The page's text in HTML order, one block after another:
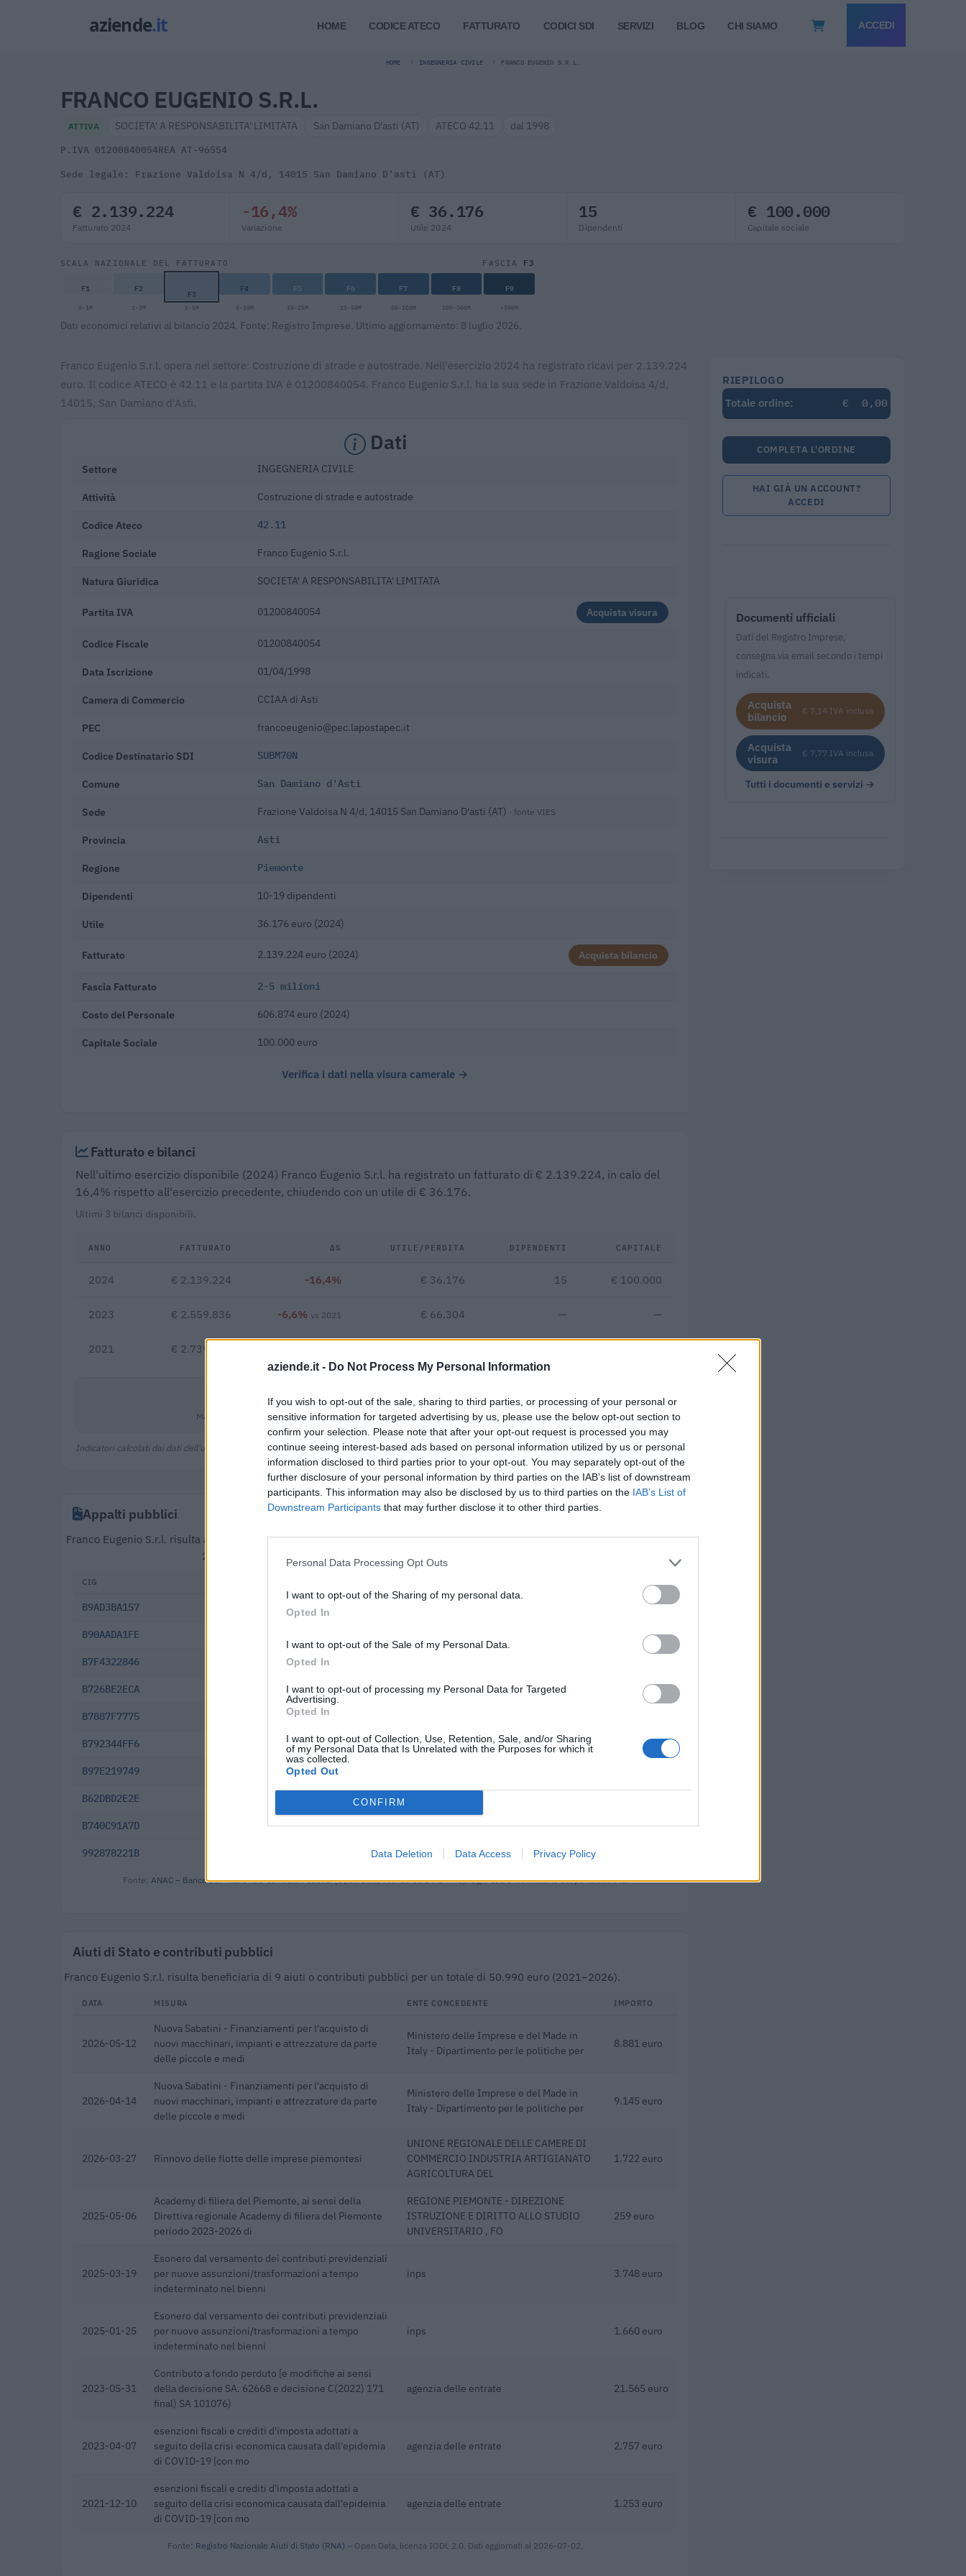
aziende.it - Do Not Process My Personal Information
If you wish to opt-out of the sale, sharing to third parties, or processing of your personal or
sensitive information for targeted advertising by us, please use the below opt-out section to
confirm your selection. Please note that after your opt-out request is processed you may
continue seeing interest-based ads based on personal information utilized by us or personal
information disclosed to third parties prior to your opt-out. You may separately opt-out of the
further disclosure of your personal information by third parties on the IAB’s list of downstream
participants. This information may also be disclosed by us to third parties on the IAB’s List of
Downstream Participants that may further disclose it to other third parties.
Personal Data Processing Opt Outs
I want to opt-out of the Sharing of my personal data.
Opted In
I want to opt-out of the Sale of my Personal Data.
Opted In
I want to opt-out of processing my Personal Data for Targeted
Advertising.
Opted In
I want to opt-out of Collection, Use, Retention, Sale, and/or Sharing
of my Personal Data that Is Unrelated with the Purposes for which it
was collected.
Opted Out
CONFIRM
Data Deletion Data Access Privacy Policy
HOME CODICE ATECO FATTURATO CODICI SDI SERVIZI BLOG CHI SIAMO ACCEDI
HOME INGEGNERIA CIVILE FRANCO EUGENIO S.R.L.
FRANCO EUGENIO S.R.L.
ATTIVA SOCIETA' A RESPONSABILITA' LIMITATA San Damiano D'asti (AT) ATECO 42.11 dal 1998
P.IVA 01200840054REA AT-96554
Sede legale: Frazione Valdoisa N 4/d, 14015 San Damiano D'asti (AT)
€ 2.139.224
Fatturato 2024
-16,4%
Variazione
€ 36.176
Utile 2024
15
Dipendenti
€ 100.000
Capitale sociale
SCALA NAZIONALE DEL FATTURATO FASCIA F3
F1 F2 F3 F4 F5 F6 F7 F8 F9
0-1M 1-2M 2-5M 5-10M 10-25M 25-50M 50-100M 100-500M >500M
Dati economici relativi al bilancio 2024. Fonte: Registro Imprese. Ultimo aggiornamento: 8 luglio 2026.
Franco Eugenio S.r.l. opera nel settore: Costruzione di strade e autostrade. Nell'esercizio 2024 ha registrato ricavi per 2.139.224
euro. Il codice ATECO è 42.11 e la partita IVA è 01200840054. Franco Eugenio S.r.l. ha la sua sede in Frazione Valdoisa 4/d,
14015, San Damiano d'Asti.
Dati
Settore INGEGNERIA CIVILE
Attività Costruzione di strade e autostrade
Codice Ateco 42.11
Ragione Sociale Franco Eugenio S.r.l.
Natura Giuridica SOCIETA' A RESPONSABILITA' LIMITATA
Partita IVA 01200840054 Acquista visura
Codice Fiscale 01200840054
Data Iscrizione 01/04/1998
Camera di Commercio CCIAA di Asti
PEC francoeugenio@pec.lapostapec.it
Codice Destinatario SDI SUBM70N
Comune San Damiano d'Asti
Sede Frazione Valdoisa N 4/d, 14015 San Damiano D'asti (AT) · fonte VIES
Provincia Asti
Regione Piemonte
Dipendenti 10-19 dipendenti
Utile 36.176 euro (2024)
Fatturato 2.139.224 euro (2024) Acquista bilancio
Fascia Fatturato 2-5 milioni
Costo del Personale 606.874 euro (2024)
Capitale Sociale 100.000 euro
Verifica i dati nella visura camerale →
Fatturato e bilanci
Nell'ultimo esercizio disponibile (2024) Franco Eugenio S.r.l. ha registrato un fatturato di € 2.139.224, in calo del
16,4% rispetto all'esercizio precedente, chiudendo con un utile di € 36.176.
Ultimi 3 bilanci disponibili.
ANNO FATTURATO Δ% UTILE/PERDITA DIPENDENTI CAPITALE
2024 € 2.139.224 -16,4% € 36.176 15 € 100.000
2023 € 2.559.836 -6,6% vs 2021 € 66.304 — —
2021 € 2.739.898
Margine netto
€ 142.615
Fatturato per dipendente
Indicatori calcolati dai dati dell'ultimo bilancio disponibile.
Appalti pubblici
Franco Eugenio S.r.l. risulta aggiudicataria di 125 appalti pubblici per un importo complessivo di 15.172.457 euro (dati 2009–
2025). Partecipa inoltre a 1 procedure in raggruppamento o consorzio.
CIG
B9AD3BA157 2025-12-17
B90AADA1FE
B7F4322846 2025-08-07
B726BE2ECA 2025-07-05 90.542 euro
B7887F7775 2025-07-03
B792344FF6 2025-06-25 20.000 euro
B97E219749 2025-06-25
B62DBD2E2E
B740C91A7D 2025-06-10 139.050 euro
992878221B 462.850 euro
Fonte: ANAC – Banca Dati Nazionale Contratti Pubblici(Open Data, licenza CC BY-SA 4.0). Ogni CIG e' verificabile sul portale ANAC.
Aiuti di Stato e contributi pubblici
Franco Eugenio S.r.l. risulta beneficiaria di 9 aiuti o contributi pubblici per un totale di 50.990 euro (2021–2026).
DATA MISURA ENTE CONCEDENTE IMPORTO
2026-05-12
Nuova Sabatini - Finanziamenti per l'acquisto di
nuovi macchinari, impianti e attrezzature da parte
delle piccole e medi
Ministero delle Imprese e del Made in
Italy - Dipartimento per le politiche per
8.881 euro
2026-04-14
Nuova Sabatini - Finanziamenti per l'acquisto di
nuovi macchinari, impianti e attrezzature da parte
delle piccole e medi
Ministero delle Imprese e del Made in
Italy - Dipartimento per le politiche per
9.145 euro
2026-03-27 Rinnovo delle flotte delle imprese piemontesi
UNIONE REGIONALE DELLE CAMERE DI
COMMERCIO INDUSTRIA ARTIGIANATO
AGRICOLTURA DEL
1.722 euro
2025-05-06
Academy di filiera del Piemonte, ai sensi della
Direttiva regionale Academy di filiera del Piemonte
periodo 2023-2026 di
REGIONE PIEMONTE - DIREZIONE
ISTRUZIONE E DIRITTO ALLO STUDIO
UNIVERSITARIO , FO
259 euro
2025-03-19
Esonero dal versamento dei contributi previdenziali
per nuove assunzioni/trasformazioni a tempo
indeterminato nel bienni
inps 3.748 euro
2025-01-25
Esonero dal versamento dei contributi previdenziali
per nuove assunzioni/trasformazioni a tempo
indeterminato nel bienni
inps 1.660 euro
2023-05-31
Contributo a fondo perduto [e modifiche ai sensi
della decisione SA. 62668 e decisione C(2022) 171
final) SA 101076)
agenzia delle entrate 21.565 euro
2023-04-07
esenzioni fiscali e crediti d'imposta adottati a
seguito della crisi economica causata dall'epidemia
di COVID-19 [con mo
agenzia delle entrate 2.757 euro
2021-12-10
esenzioni fiscali e crediti d'imposta adottati a
seguito della crisi economica causata dall'epidemia
di COVID-19 [con mo
agenzia delle entrate 1.253 euro
Fonte: Registro Nazionale Aiuti di Stato (RNA) – Open Data, licenza IODL 2.0. Dati aggiornati al 2026-07-02.
RIEPILOGO
Totale ordine:
€ 0,00
COMPLETA L'ORDINE
HAI GIÀ UN ACCOUNT?
ACCEDI
Documenti ufficiali
Dati del Registro Imprese,
consegna via email secondo i tempi
indicati.
Acquista
bilancio
€ 7,14 IVA inclusa
Acquista
visura
€ 7,77 IVA inclusa
Tutti i documenti e servizi →